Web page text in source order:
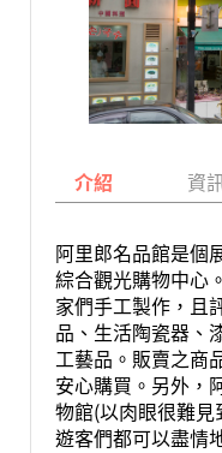
介紹 資
阿里郎名品館是個
綜合觀光購物中心
家們手工製作，且
品、生活陶瓷器、
工藝品。販賣之商
安心購買。另外，
物館(以肉眼很難見
遊客們都可以盡情